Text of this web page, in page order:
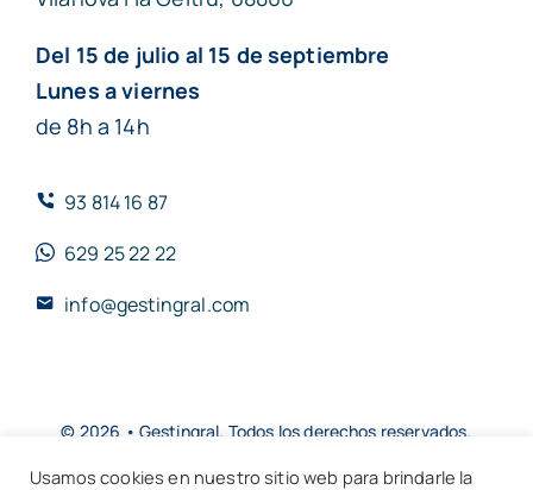
Del 15 de julio al 15 de septiembre
Lunes a viernes
de 8h a 14h
93 814 16 87
629 25 22 22
info@gestingral.com
© 2026 • Gestingral. Todos los derechos reservados.
Usamos cookies en nuestro sitio web para brindarle la